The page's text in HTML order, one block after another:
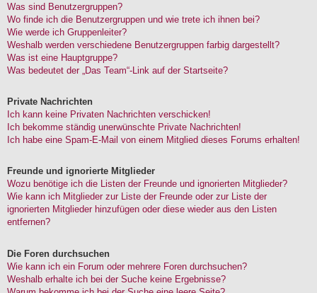
Was sind Benutzergruppen?
Wo finde ich die Benutzergruppen und wie trete ich ihnen bei?
Wie werde ich Gruppenleiter?
Weshalb werden verschiedene Benutzergruppen farbig dargestellt?
Was ist eine Hauptgruppe?
Was bedeutet der „Das Team“-Link auf der Startseite?
Private Nachrichten
Ich kann keine Privaten Nachrichten verschicken!
Ich bekomme ständig unerwünschte Private Nachrichten!
Ich habe eine Spam-E-Mail von einem Mitglied dieses Forums erhalten!
Freunde und ignorierte Mitglieder
Wozu benötige ich die Listen der Freunde und ignorierten Mitglieder?
Wie kann ich Mitglieder zur Liste der Freunde oder zur Liste der
ignorierten Mitglieder hinzufügen oder diese wieder aus den Listen
entfernen?
Die Foren durchsuchen
Wie kann ich ein Forum oder mehrere Foren durchsuchen?
Weshalb erhalte ich bei der Suche keine Ergebnisse?